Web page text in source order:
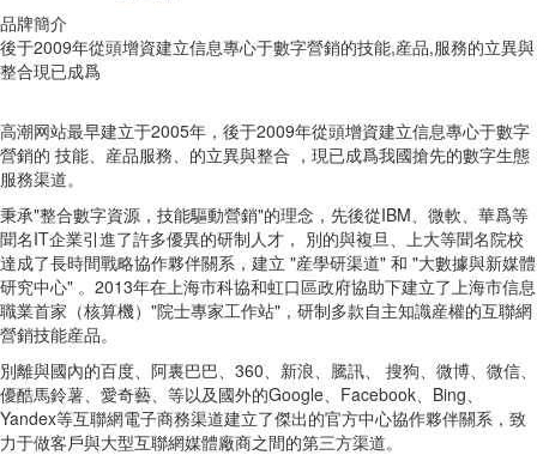
品牌簡介
後于2009年從頭增資建立信息專心于數字營銷的技能,産品,服務的立異與
整合現已成爲
高潮网站最早建立于2005年，後于2009年從頭增資建立信息專心于數字
營銷的 技能、産品服務、的立異與整合 ，現已成爲我國搶先的數字生態
服務渠道。
秉承"整合數字資源，技能驅動營銷"的理念，先後從IBM、微軟、華爲等
聞名IT企業引進了許多優異的研制人才， 別的與複旦、上大等聞名院校
達成了長時間戰略協作夥伴關系，建立 "産學研渠道" 和 "大數據與新媒體
研究中心" 。2013年在上海市科協和虹口區政府協助下建立了上海市信息
職業首家（核算機）"院士專家工作站"，研制多款自主知識産權的互聯網
營銷技能産品。
別離與國內的百度、阿裏巴巴、360、新浪、騰訊、 搜狗、微博、微信、
優酷馬鈴薯、愛奇藝、等以及國外的Google、Facebook、Bing、
Yandex等互聯網電子商務渠道建立了傑出的官方中心協作夥伴關系，致
力于做客戶與大型互聯網媒體廠商之間的第三方渠道。